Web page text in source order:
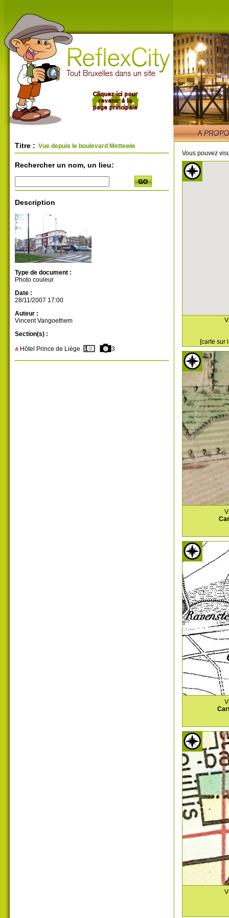
Titre : Vue depuis le boulevard Mettewie
Rechercher un nom, un lieu:
Description
Type de document :
Photo couleur
Date :
28/11/2007 17:00
Auteur :
Vincent Vangoethem
Section(s) :
Hôtel Prince de Liège 3
Vous pouvez
[carte sur